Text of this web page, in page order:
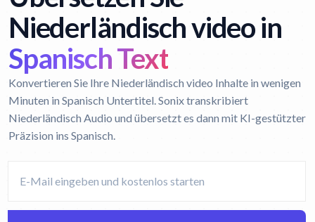
Niederländisch video in
Spanisch Text
Konvertieren Sie Ihre Niederländisch video Inhalte in wenigen
Minuten in Spanisch Untertitel. Sonix transkribiert
Niederländisch Audio und übersetzt es dann mit KI-gestützter
Präzision ins Spanisch.